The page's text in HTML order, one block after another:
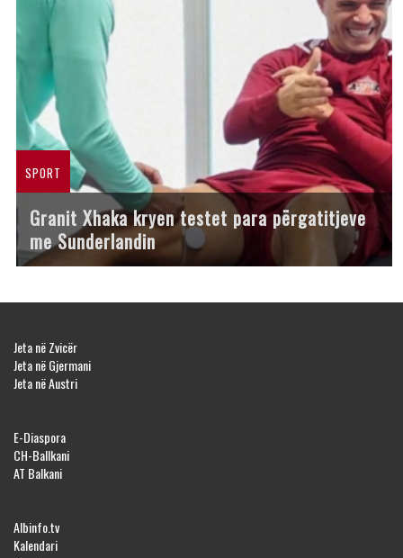
SPORT
Granit Xhaka kryen testet para përgatitjeve
me Sunderlandin
Jeta në Zvicër
Jeta në Gjermani
Jeta në Austri
E-Diaspora
CH-Ballkani
AT Balkani
Albinfo.tv
Kalendari